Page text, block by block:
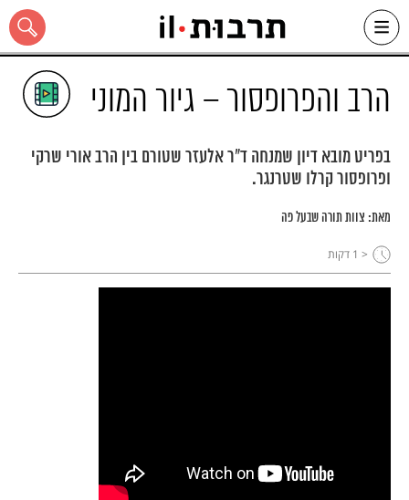
Skip
content
כל האתר
הרב והפרופסור – גיור המוני
בפריט מובא דיון שמנחה ד"ר אלעזר שטורם בין הרב אורי שרקי
ופרופסור קרלו שטרנגר.
מאת: צוות תורה שבעל פה
< 1 דקות